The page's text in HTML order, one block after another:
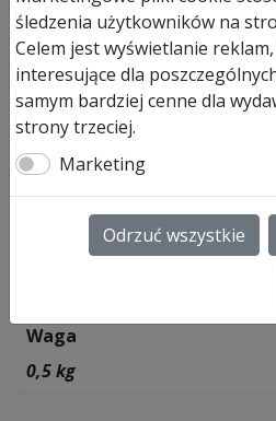
4
mm
4000mm
z
kauszą
dla
prowadzenia
N
linowych segmwentowych bram
itp. długość 4000mm
Rozmiar 1, 6 art.na 3095586
z kauszą i klamrą zaciskową
Typ prowadzenia: N, V od 2001-
SKU: 3095586
Informacje dodatkowe
Informacje
Waga
0,5 kg
śledzenia użytkowników na
Celem jest wyświetlanie
interesujące dla
samym bardziej cenne dla
strony trzeciej.
Marketing
Odrzuć wszystkie